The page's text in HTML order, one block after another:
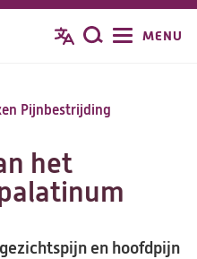
Zoeken
MENU
Pijnbestrijding
het
en hoofdpijn